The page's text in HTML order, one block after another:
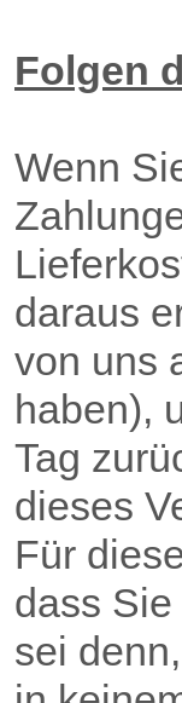
Folgen
Wenn
daraus
von uns
haben),
Tag
dieses
Für
dass
sei